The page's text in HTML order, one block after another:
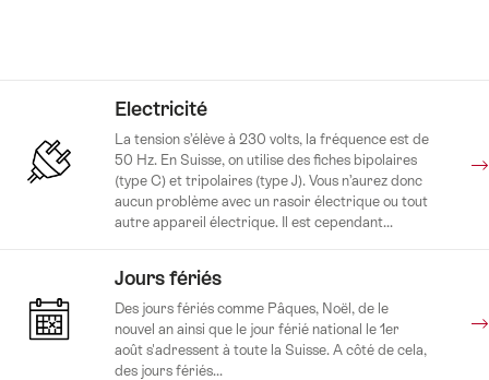
Electricité
La tension s’élève à 230 volts, la fréquence est de
50 Hz. En Suisse, on utilise des fiches bipolaires
(type C) et tripolaires (type J). Vous n’aurez donc
aucun problème avec un rasoir électrique ou tout
autre appareil électrique. Il est cependant...
Jours fériés
Des jours fériés comme Pâques, Noël, de le
nouvel an ainsi que le jour férié national le 1er
août s'adressent à toute la Suisse. A côté de cela,
des jours fériés...